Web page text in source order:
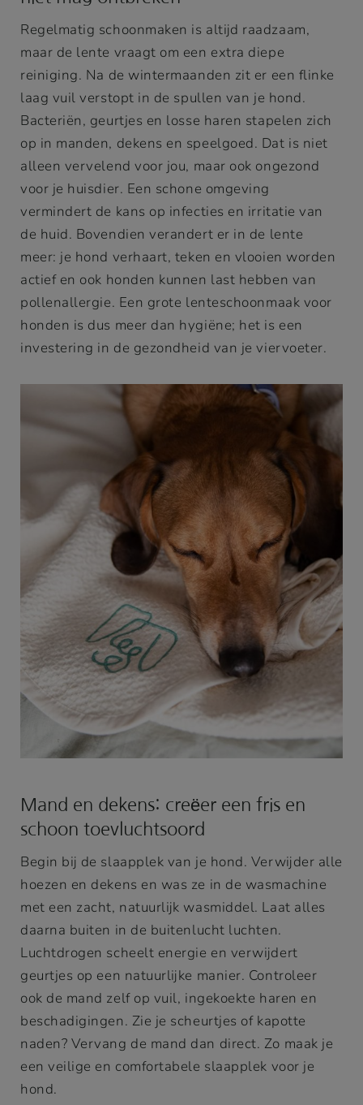
Regelmatig schoonmaken is altijd raadzaam,
maar de lente vraagt om een extra diepe
reiniging. Na de wintermaanden zit er een flinke
laag vuil verstopt in de spullen van je hond.
Bacteriën, geurtjes en losse haren stapelen zich
op in manden, dekens en speelgoed. Dat is niet
alleen vervelend voor jou, maar ook ongezond
voor je huisdier. Een schone omgeving
vermindert de kans op infecties en irritatie van
de huid. Bovendien verandert er in de lente
meer: je hond verhaart, teken en vlooien worden
actief en ook honden kunnen last hebben van
pollenallergie. Een grote lenteschoonmaak voor
honden is dus meer dan hygiëne; het is een
investering in de gezondheid van je viervoeter.
Mand en dekens: creëer een fris en
schoon toevluchtsoord
Begin bij de slaapplek van je hond. Verwijder alle
hoezen en dekens en was ze in de wasmachine
met een zacht, natuurlijk wasmiddel. Laat alles
daarna buiten in de buitenlucht luchten.
Luchtdrogen scheelt energie en verwijdert
geurtjes op een natuurlijke manier. Controleer
ook de mand zelf op vuil, ingekoekte haren en
beschadigingen. Zie je scheurtjes of kapotte
naden? Vervang de mand dan direct. Zo maak je
een veilige en comfortabele slaapplek voor je
hond.